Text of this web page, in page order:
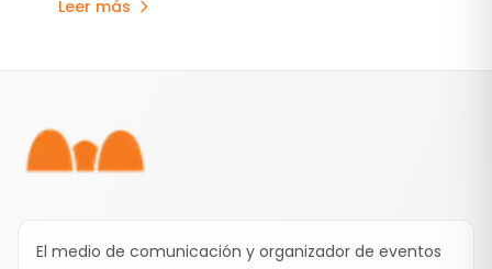
inversiones y la expansión de los principales
Leer más
El medio de comunicación y organizador de eventos